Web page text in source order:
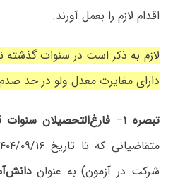
اقدام لازم را بعمل آورند.
لازم به ذکر است در سنوات گذشته
دارای مغایرت معدل ولو در حد
تبصره ۱ – فارغ‌التحصیلان سنوات
شرکت در آزمون) به عنوان